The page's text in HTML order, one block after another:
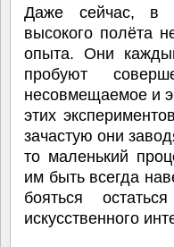
Даже сейчас, в
высокого полёта
опыта. Они
пробуют
несовмещаемое и
этих
зачастую они
то маленький
им быть всегда
бояться
искусственного